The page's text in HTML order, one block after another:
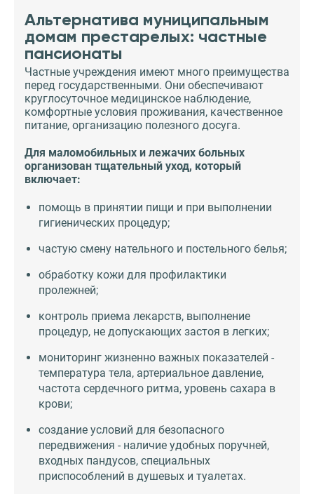
Альтернатива муниципальным
домам престарелых: частные
пансионаты
Частные учреждения имеют много преимущества
перед государственными. Они обеспечивают
круглосуточное медицинское наблюдение,
комфортные условия проживания, качественное
питание, организацию полезного досуга.
Для маломобильных и лежачих больных
организован тщательный уход, который
включает:
помощь в принятии пищи и при выполнении
гигиенических процедур;
частую смену нательного и постельного белья;
обработку кожи для профилактики
пролежней;
контроль приема лекарств, выполнение
процедур, не допускающих застоя в легких;
мониторинг жизненно важных показателей -
температура тела, артериальное давление,
частота сердечного ритма, уровень сахара в
крови;
создание условий для безопасного
передвижения - наличие удобных поручней,
входных пандусов, специальных
приспособлений в душевых и туалетах.